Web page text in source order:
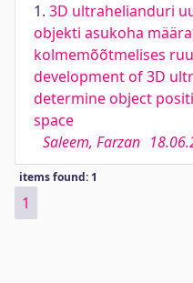
1. 3D ultrahelianduri
objekti asukoha
kolmemõõtmelises
development of 3D
determine object
space
Saleem, Farzan
items found: 1
1